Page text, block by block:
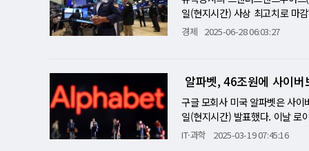
4%), 유틸리티(-1.16%) 등 대
다. 기술주는 엔비디아의 상승
어갔지만, 중국산 가구에 부과
정적으로 관리하면서 성장 모
변화가 향후 시장 흐름을 결정할
보여줄 지표다. HSBC는 "상응
가 될 것"이라고 전망했다. 이
가 많다. 특히 일본은 2% 목표
은 예상 밖 신호에 더욱 취약할
로와 경기 전망에 대한 그의 미
통화정책의 방향을 결정할 중대
이 변동성이 큰 항공료와 '포트
했다. 호라이즌 인베스트먼츠의
인하 사이클의 시작을 막을 정
히 93%에 달한다. 연준의 경고
쿼리 그룹의 글로벌 외환 및 금
하(hawkish cut)'가 될 것"이라
금리를 내리긴 하되, 추가 인하
역시 "9월 회의에서 0.5%p 금리
하 기대가 확대됐지만, 급속히
트럼프 관세가 시장 불확실성 키
며, 6월과 5월 수치도 각각 1만
쳐 하향 조정이 이뤄진 것은 구
실화 연준은 7월 연방공개시장
월 금리 인하 전망이 급격히 고
7%에서 80.9%로 뛰었다. 제롬
다"며 인하 시기를 늦췄지만, 시
일(현지시간) 사상 최고치로 마
73.46에 거래를 마쳤다. 다우존
크게 웃돌았으며, 주간 기준
의 두 얼굴…'희망'과 '불안'의 아
닥이 또다시 역사의 새로운 페
는 믿기지 않는 V자 반등이다.
아슬아슬한 희망과 경고가 교차
경제 2025-06-28 06:03:27
알파벳, 46조원에 사이
구글 모회사 미국 알파벳은 사
일(현지시간) 발표했다. 이날 로
완료할 방침이라고 밝혔다. 이번
IT·과학 2025-03-19 07:45:16